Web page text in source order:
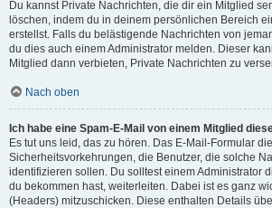
Du kannst Private Nachrichten, die dir ein Mitglied
löschen, indem du in deinem persönlichen Bereich
erstellst. Falls du belästigende Nachrichten von
du dies auch einem Administrator melden. Dieser
Mitglied dann verbieten, Private Nachrichten zu
Nach oben
Ich habe eine Spam-E-Mail von einem Mitglied
Es tut uns leid, das zu hören. Das E-Mail-Formular
Sicherheitsvorkehrungen, die Benutzer, die solche
identifizieren sollen. Du solltest einem Administrator
du bekommen hast, weiterleiten. Dabei ist es ganz
(Headers) mitzuschicken. Diese enthalten Details